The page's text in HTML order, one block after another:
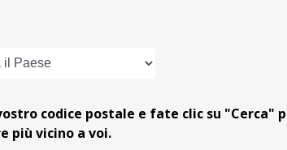
codice postale e fate clic su "Cerca"
più vicino a voi.